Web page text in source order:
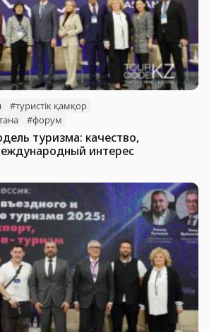
#туристік қамқор
#форум
туризма: качество,
интерес